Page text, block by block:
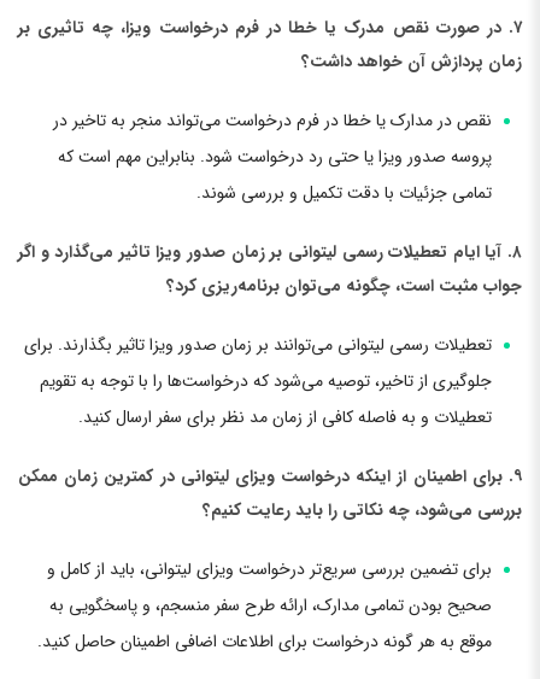
۷. در صورت نقص مدرک یا خطا در فرم درخواست ویزا، چه تاثیری بر
زمان پردازش آن خواهد داشت؟
نقص در مدارک یا خطا در فرم درخواست می‌تواند منجر به تاخیر در
پروسه صدور ویزا یا حتی رد درخواست شود. بنابراین مهم است که
تمامی جزئیات با دقت تکمیل و بررسی شوند.
۸. آیا ایام تعطیلات رسمی لیتوانی بر زمان صدور ویزا تاثیر می‌گذارد و اگر
جواب مثبت است، چگونه می‌توان برنامه‌ریزی کرد؟
تعطیلات رسمی لیتوانی می‌توانند بر زمان صدور ویزا تاثیر بگذارند. برای
جلوگیری از تاخیر، توصیه می‌شود که درخواست‌ها را با توجه به تقویم
تعطیلات و به فاصله کافی از زمان مد نظر برای سفر ارسال کنید.
۹. برای اطمینان از اینکه درخواست ویزای لیتوانی در کمترین زمان ممکن
بررسی می‌شود، چه نکاتی را باید رعایت کنیم؟
برای تضمین بررسی سریع‌تر درخواست ویزای لیتوانی، باید از کامل و
صحیح بودن تمامی مدارک، ارائه طرح سفر منسجم، و پاسخگویی به
موقع به هر گونه درخواست برای اطلاعات اضافی اطمینان حاصل کنید.